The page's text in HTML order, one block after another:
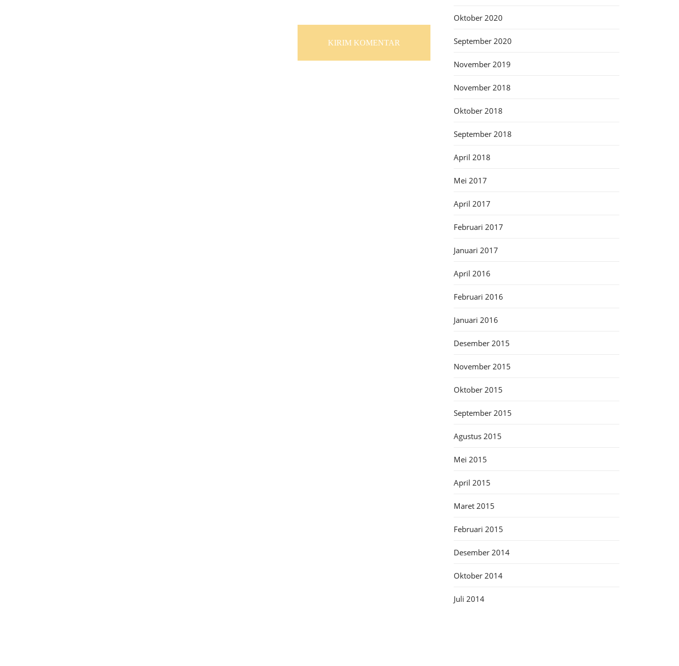
Oktober 2020
September 2020
November 2019
November 2018
Oktober 2018
September 2018
April 2018
Mei 2017
April 2017
Februari 2017
Januari 2017
April 2016
Februari 2016
Januari 2016
Desember 2015
November 2015
Oktober 2015
September 2015
Agustus 2015
Mei 2015
April 2015
Maret 2015
Februari 2015
Desember 2014
Oktober 2014
Juli 2014